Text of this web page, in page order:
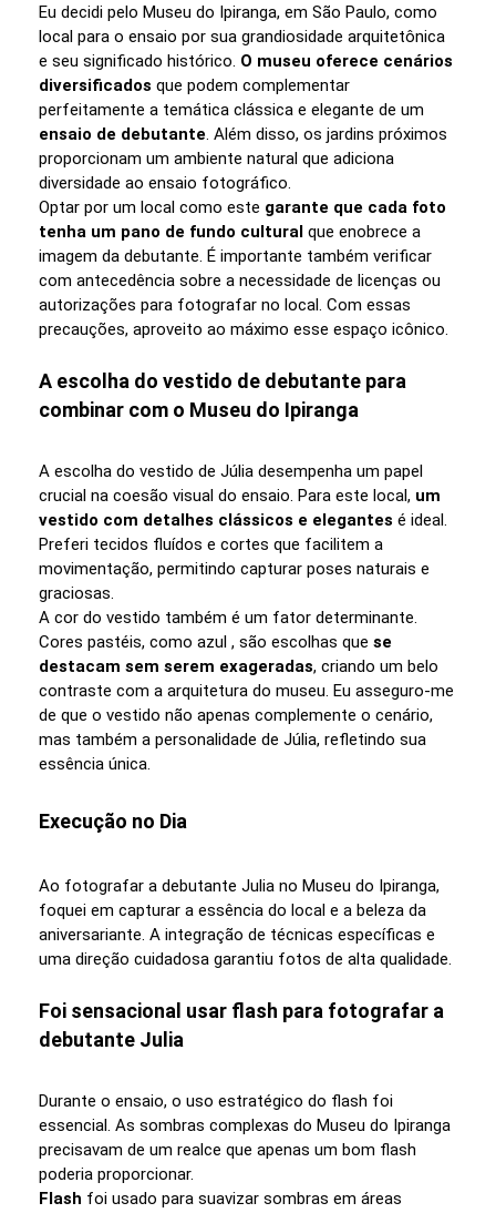
Eu decidi pelo Museu do Ipiranga, em São Paulo, como
local para o ensaio por sua grandiosidade arquitetônica
e seu significado histórico. O museu oferece cenários
diversificados que podem complementar
perfeitamente a temática clássica e elegante de um
ensaio de debutante. Além disso, os jardins próximos
proporcionam um ambiente natural que adiciona
diversidade ao ensaio fotográfico.
Optar por um local como este garante que cada foto
tenha um pano de fundo cultural que enobrece a
imagem da debutante. É importante também verificar
com antecedência sobre a necessidade de licenças ou
autorizações para fotografar no local. Com essas
precauções, aproveito ao máximo esse espaço icônico.
A escolha do vestido de debutante para
combinar com o Museu do Ipiranga
A escolha do vestido de Júlia desempenha um papel
crucial na coesão visual do ensaio. Para este local, um
vestido com detalhes clássicos e elegantes é ideal.
Preferi tecidos fluídos e cortes que facilitem a
movimentação, permitindo capturar poses naturais e
graciosas.
A cor do vestido também é um fator determinante.
Cores pastéis, como azul , são escolhas que se
destacam sem serem exageradas, criando um belo
contraste com a arquitetura do museu. Eu asseguro-me
de que o vestido não apenas complemente o cenário,
mas também a personalidade de Júlia, refletindo sua
essência única.
Execução no Dia
Ao fotografar a debutante Julia no Museu do Ipiranga,
foquei em capturar a essência do local e a beleza da
aniversariante. A integração de técnicas específicas e
uma direção cuidadosa garantiu fotos de alta qualidade.
Foi sensacional usar flash para fotografar a
debutante Julia
Durante o ensaio, o uso estratégico do flash foi
essencial. As sombras complexas do Museu do Ipiranga
precisavam de um realce que apenas um bom flash
poderia proporcionar.
Flash foi usado para suavizar sombras em áreas